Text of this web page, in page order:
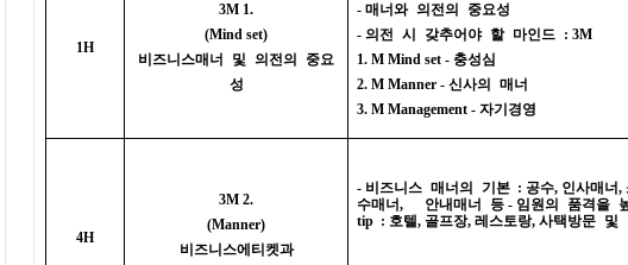
1H
3M 1.
(Mind set)
비즈니스매너 및 의전의 중요
성
- 매너와 의전의 중요성
- 의전 시 갖추어야 할 마인드 : 3M
1. M Mind set - 충성심
2. M Manner - 신사의 매너
3. M Management - 자기경영
4H
3M 2.
(Manner)
비즈니스에티켓과
- 비즈니스 매너의 기본: 공수, 인사매너,
수매너, 안내매너 등 - 임원의 품격을
tip: 호텔, 골프장, 레스토랑, 사택방문 및